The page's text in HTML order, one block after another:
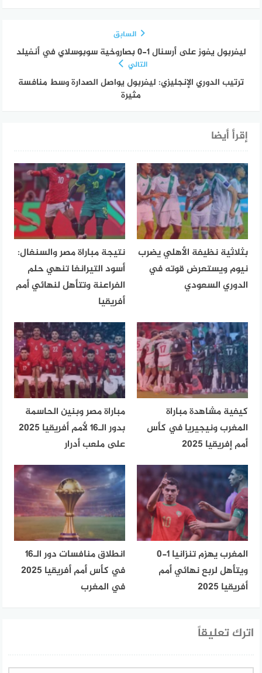
السابق
ليفربول يفوز على أرسنال 1-0 بصاروخية سوبوسلاي في أنفيلد
التالي
ترتيب الدوري الإنجليزي: ليفربول يواصل الصدارة وسط منافسة
مثيرة
إقرأ أيضا
بثلاثية نظيفة الأهلي يضرب
نيوم ويستعرض قوته في
الدوري السعودي
نتيجة مباراة مصر والسنغال:
أسود التيرانغا تنهي حلم
الفراعنة وتتأهل لنهائي أمم
أفريقيا
كيفية مشاهدة مباراة
المغرب ونيجيريا في كأس
أمم إفريقيا 2025
مباراة مصر وبنين الحاسمة
بدور الـ16 لأمم أفريقيا 2025
على ملعب أدرار
المغرب يهزم تنزانيا 1-0
ويتأهل لربع نهائي أمم
أفريقيا 2025
انطلاق منافسات دور الـ16
في كأس أمم أفريقيا 2025
في المغرب
اترك تعليقاً